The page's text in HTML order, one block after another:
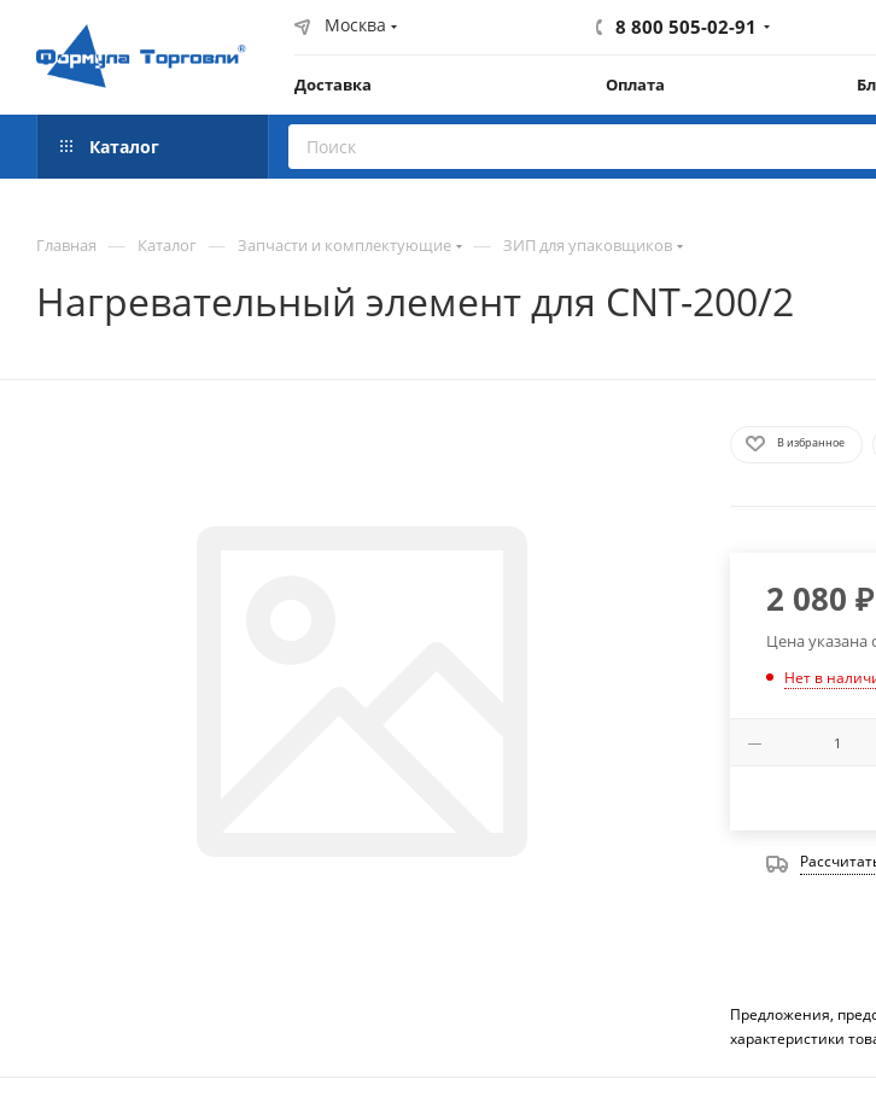
Москва 8 800 505-02-91
Доставка Оплата
Каталог
Главная — Каталог — Запчасти и комплектующие — ЗИП для упаковщиков
Нагревательный элемент для CNT-200/2
В избранное
2 080 ₽
Цена указана
Нет в
Предложения,
характеристики